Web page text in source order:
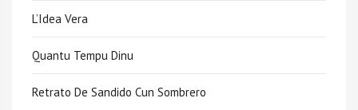
L’Idea Vera
Quantu Tempu Dinu
Retrato De Sandido Cun Sombrero